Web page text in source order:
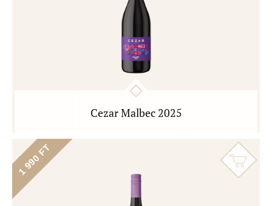
Cezar Malbec 2025
1 990 FT